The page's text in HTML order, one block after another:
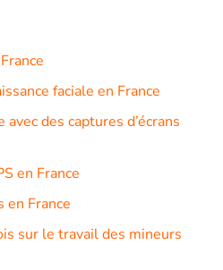
faciale en France
des captures d’écrans
en France
en France
sur le travail des mineurs